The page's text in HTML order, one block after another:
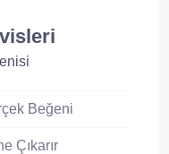
Beğeni
Çıkarır